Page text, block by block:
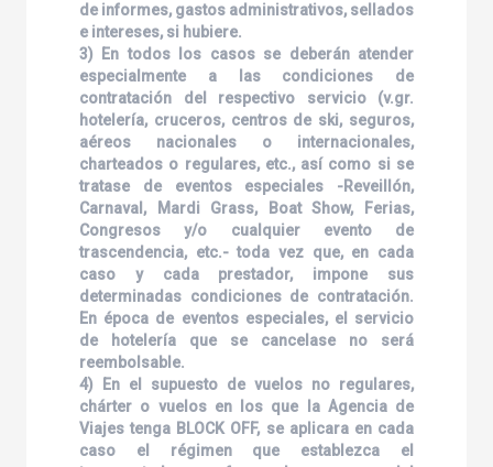
de informes, gastos administrativos, sellados
e intereses, si hubiere.
3) En todos los casos se deberán atender
especialmente a las condiciones de
contratación del respectivo servicio (v.gr.
hotelería, cruceros, centros de ski, seguros,
aéreos nacionales o internacionales,
charteados o regulares, etc., así como si se
tratase de eventos especiales -Reveillón,
Carnaval, Mardi Grass, Boat Show, Ferias,
Congresos y/o cualquier evento de
trascendencia, etc.- toda vez que, en cada
caso y cada prestador, impone sus
determinadas condiciones de contratación.
En época de eventos especiales, el servicio
de hotelería que se cancelase no será
reembolsable.
4) En el supuesto de vuelos no regulares,
chárter o vuelos en los que la Agencia de
Viajes tenga BLOCK OFF, se aplicara en cada
caso el régimen que establezca el